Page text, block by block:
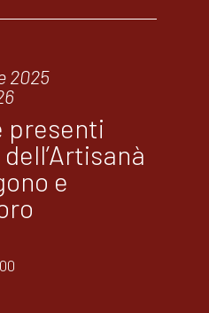
2025
presenti
e
00